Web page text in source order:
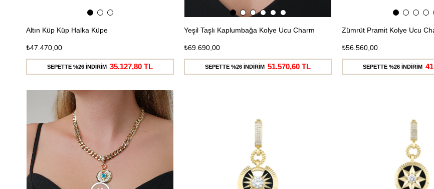
Altın Küp Küp Halka Küpe
₺47.470,00
SEPETTE %26 İNDİRİM 35.127,80 TL
Yeşil Taşlı Kaplumbağa Kolye Ucu Charm
₺69.690,00
SEPETTE %26 İNDİRİM 51.570,60 TL
Zümrüt Pramit Kolye Ucu
₺56.560,00
SEPETTE %26 İNDİRİM
Ücretsiz
Kargo